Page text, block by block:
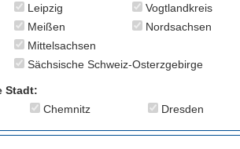
Leipzig
Vogtlandkreis
Meißen
Nordsachsen
Mittelsachsen
Sächsische Schweiz-Osterzgebirge
Stadt:
Chemnitz
Dresden